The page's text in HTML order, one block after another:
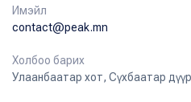
Имэйл
contact@peak.mn
Холбоо барих
Улаанбаатар хот, Сүхбаатар